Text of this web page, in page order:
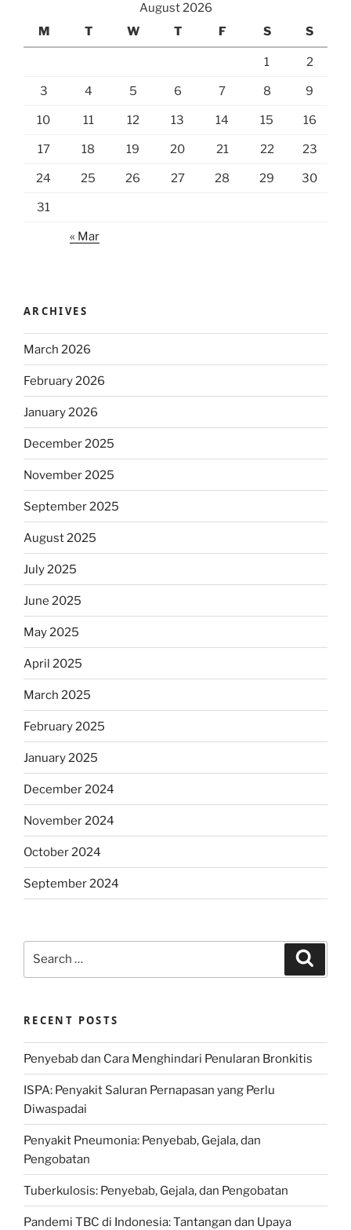
August 2026
M
T W T F S S
1 2
3 4 5 6 7 8 9
10 11 12 13 14 15 16
17 18 19 20 21 22 23
24 25 26 27 28 29 30
31
« Mar
ARCHIVES
March 2026
February 2026
January 2026
December 2025
November 2025
September 2025
August 2025
July 2025
June 2025
May 2025
April 2025
March 2025
February 2025
January 2025
December 2024
November 2024
October 2024
September 2024
RECENT POSTS
Penyebab dan Cara Menghindari Penularan Bronkitis
ISPA: Penyakit Saluran Pernapasan yang Perlu
Diwaspadai
Penyakit Pneumonia: Penyebab, Gejala, dan
Pengobatan
Tuberkulosis: Penyebab, Gejala, dan Pengobatan
Pandemi TBC di Indonesia: Tantangan dan Upaya